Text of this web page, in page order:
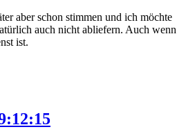
aber schon stimmen und ich möchte
auch nicht abliefern. Auch wenn
ist.